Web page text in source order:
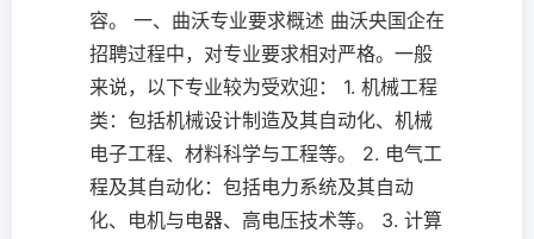
容。 一、曲沃专业要求概述 曲沃央国企在
招聘过程中，对专业要求相对严格。一般
来说，以下专业较为受欢迎： 1. 机械工程
类：包括机械设计制造及其自动化、机械
电子工程、材料科学与工程等。 2. 电气工
程及其自动化：包括电力系统及其自动
化、电机与电器、高电压技术等。 3. 计算